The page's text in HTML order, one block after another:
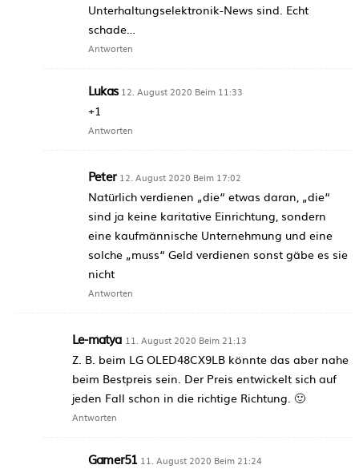
Unterhaltungselektronik-News sind. Echt
schade…
Antworten
Lukas 12. August 2020 Beim 11:33
+1
Antworten
Peter 12. August 2020 Beim 17:02
Natürlich verdienen „die“ etwas daran, „die“
sind ja keine karitative Einrichtung, sondern
eine kaufmännische Unternehmung und eine
solche „muss“ Geld verdienen sonst gäbe es sie
nicht
Antworten
Le-matya 11. August 2020 Beim 21:13
Z. B. beim LG OLED48CX9LB könnte das aber nahe
beim Bestpreis sein. Der Preis entwickelt sich auf
jeden Fall schon in die richtige Richtung. 🙂
Antworten
Gamer51 11. August 2020 Beim 21:24